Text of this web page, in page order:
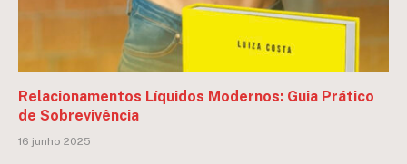
Relacionamentos Líquidos Modernos: Guia Prático
de Sobrevivência
16 junho 2025